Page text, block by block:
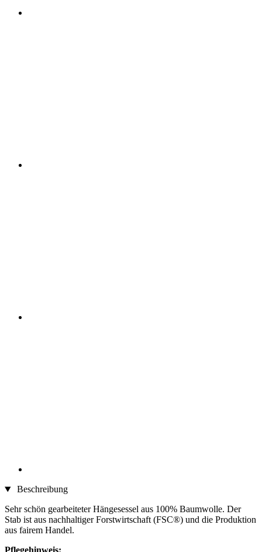
Beschreibung
Sehr schön gearbeiteter Hängesessel aus 100% Baumwolle. Der
Stab ist aus nachhaltiger Forstwirtschaft (FSC®) und die Produktion
aus fairem Handel.